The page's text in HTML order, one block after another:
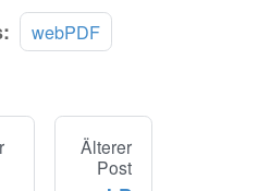
9
mit PDF/A
the Scenes
webPDF
Älterer
Post